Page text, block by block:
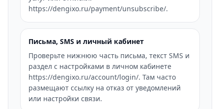
https://dengixo.ru/payment/unsubscribe/.
Письма, SMS и личный кабинет
Проверьте нижнюю часть письма, текст SMS и
раздел с настройками в личном кабинете
https://dengixo.ru/account/login/. Там часто
размещают ссылку на отказ от уведомлений
или настройки связи.